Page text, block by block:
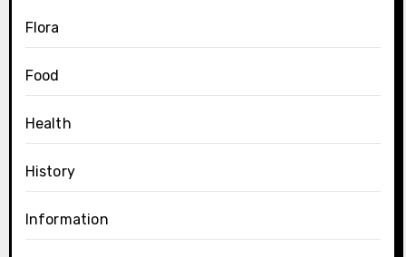
Flora
Food
Health
History
Information